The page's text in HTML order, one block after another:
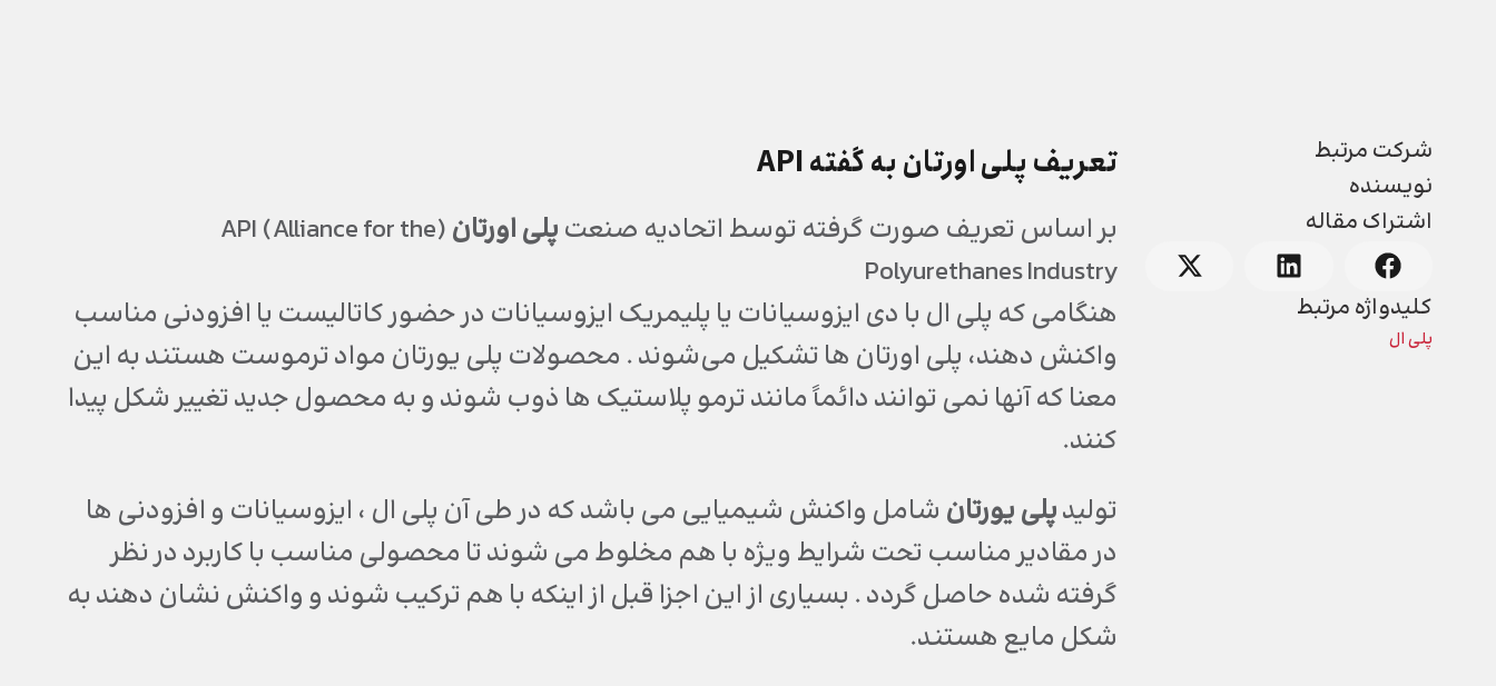
شرکت مرتبط
نویسنده
اشتراک مقاله
کلیدواژه مرتبط
پلی ال
تعریف پلی اورتان به گفته API
بر اساس تعریف صورت گرفته توسط اتحادیه صنعتپلی اورتان (API (Alliance for the
Polyurethanes Industry
هنگامی که پلی ال با دی ایزوسیانات یا پلیمریک ایزوسیانات در حضور کاتالیست یا افزودنی مناسب
واکنش دهند، پلی اورتان ها تشکیل می‌شوند . محصولات پلی یورتان مواد ترموست هستند به این
معنا که آنها نمی توانند دائماً مانند ترمو پلاستیک ها ذوب شوند و به محصول جدید تغییر شکل پیدا
کنند.
تولیدپلی یورتان شامل واکنش شیمیایی می باشد که در طی آن پلی ال ، ایزوسیانات و افزودنی ها
در مقادیر مناسب تحت شرایط ویژه با هم مخلوط می شوند تا محصولی مناسب با کاربرد در نظر
گرفته شده حاصل گردد . بسیاری از این اجزا قبل از اینکه با هم ترکیب شوند و واکنش نشان دهند به
شکل مایع هستند.